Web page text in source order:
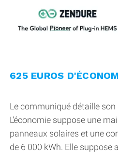
625 EUROS
Le communiqué détaille
L'économie suppose une
panneaux solaires et une
de 6 000 kWh. Elle suppose